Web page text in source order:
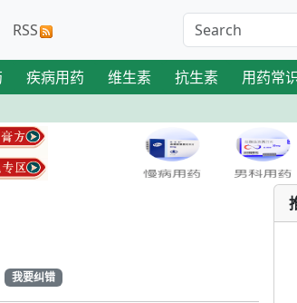
RSS
疾病用药 维生素 抗生素 用药常
我要纠错